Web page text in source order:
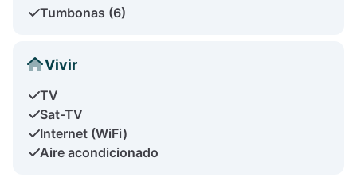
Tumbonas (6)
Vivir
TV
Sat-TV
Internet (WiFi)
Aire acondicionado